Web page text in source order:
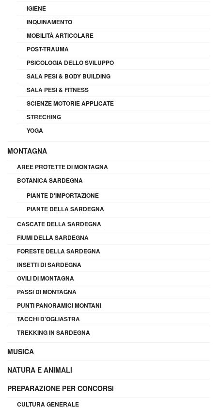
IGIENE
INQUINAMENTO
MOBILITÀ ARTICOLARE
POST-TRAUMA
PSICOLOGIA DELLO SVILUPPO
SALA PESI & BODY BUILDING
SALA PESI & FITNESS
SCIENZE MOTORIE APPLICATE
STRECHING
YOGA
MONTAGNA
AREE PROTETTE DI MONTAGNA
BOTANICA SARDEGNA
PIANTE D'IMPORTAZIONE
PIANTE DELLA SARDEGNA
CASCATE DELLA SARDEGNA
FIUMI DELLA SARDEGNA
FORESTE DELLA SARDEGNA
INSETTI DI SARDEGNA
OVILI DI MONTAGNA
PASSI DI MONTAGNA
PUNTI PANORAMICI MONTANI
TACCHI D'OGLIASTRA
TREKKING IN SARDEGNA
MUSICA
NATURA E ANIMALI
PREPARAZIONE PER CONCORSI
CULTURA GENERALE